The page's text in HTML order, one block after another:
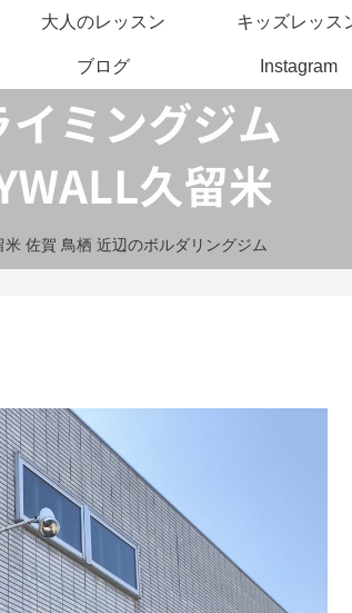
米 佐賀 鳥栖 近辺のボルダリングジム
大人のレッスン キッズレッス
ブログ Instagram